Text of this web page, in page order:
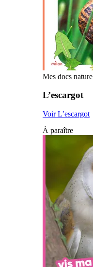
Mes docs nature
L’escargot
Voir L’escargot
À paraître